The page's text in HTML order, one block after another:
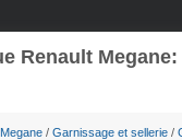
Renault
/ Garnissage et sellerie /